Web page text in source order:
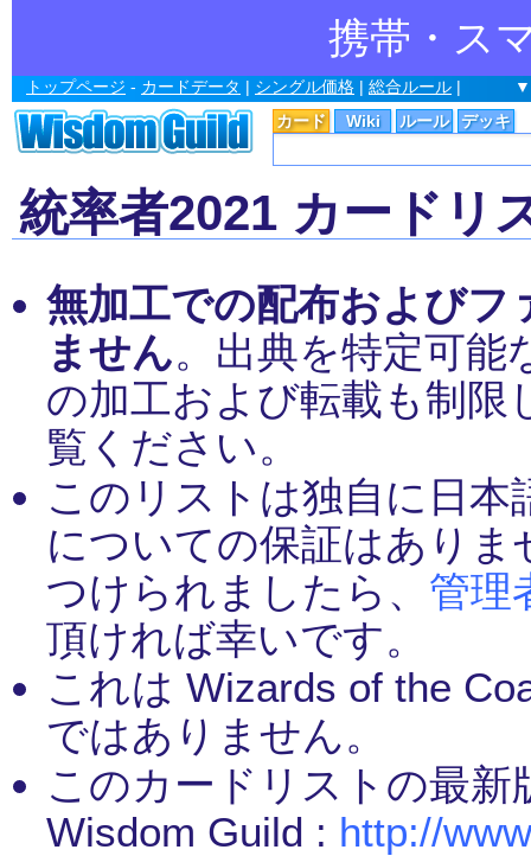
携帯・ス
カード Wiki ルール デッキ
トップページ - カードデータ | シングル価格 | 総合ルール |
統率者2021 カードリ
無加工での配布およびフ
ません。出典を特定可能
の加工および転載も制限
覧ください。
このリストは独自に日
についての保証はあり
つけられましたら、 管理
頂ければ幸いです。
これは Wizards of the
ではありません。
このカードリストの最
Wisdom Guild : http://